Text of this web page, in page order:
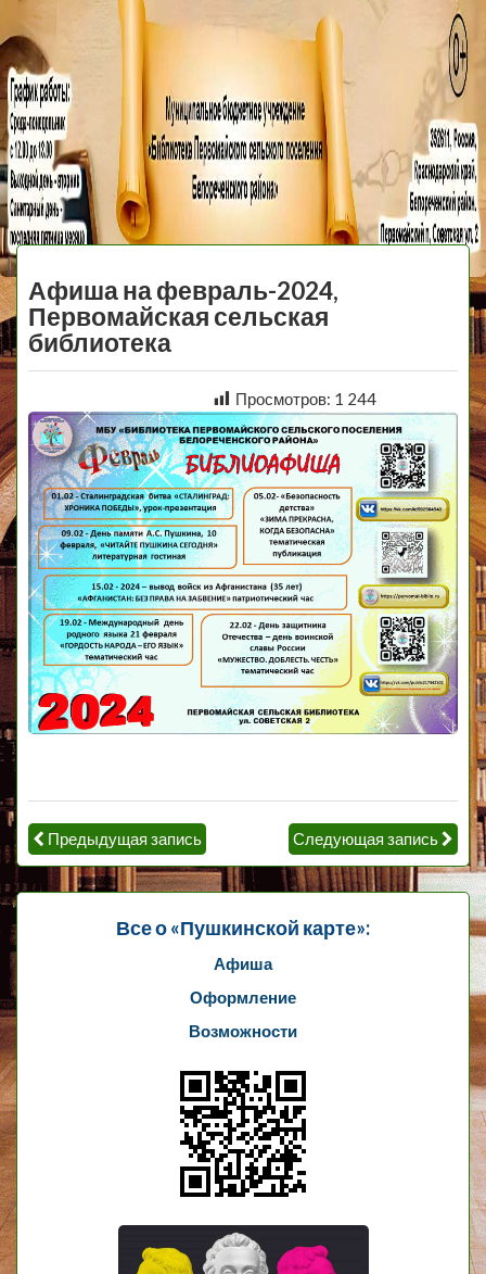
МБУ Библиотека
Первомайского
Сельского
Поселения
Афиша на февраль-2024,
Первомайская сельская
библиотека
Просмотров: 1 244
Предыдущая запись Следующая запись
Все о «Пушкинской карте»:
Афиша
Оформление
Возможности